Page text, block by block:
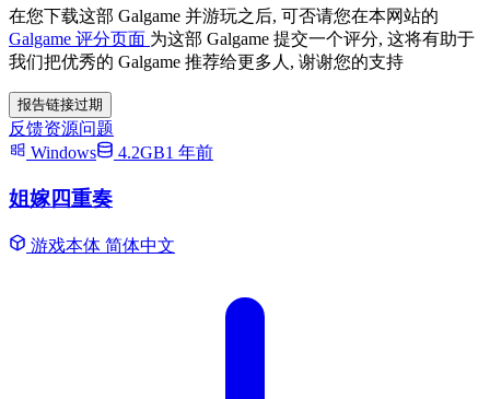
在您下载这部 Galgame 并游玩之后, 可否请您在本网站的
Galgame 评分页面 为这部 Galgame 提交一个评分, 这将有助于
我们把优秀的 Galgame 推荐给更多人, 谢谢您的支持
报告链接过期
反馈资源问题
Windows
4.2GB1 年前
姐嫁四重奏
游戏本体 简体中文